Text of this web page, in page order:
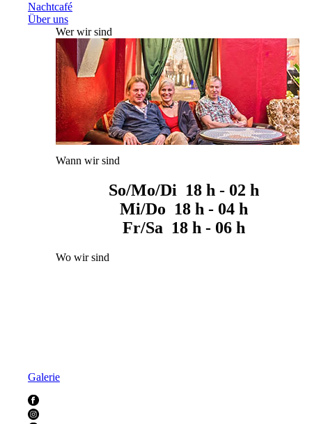
Nachtcafé
Über uns
Wer wir sind
Wann wir sind
So/Mo/Di 18 h - 02 h
Mi/Do 18 h - 04 h
Fr/Sa 18 h - 06 h
Wo wir sind
Galerie